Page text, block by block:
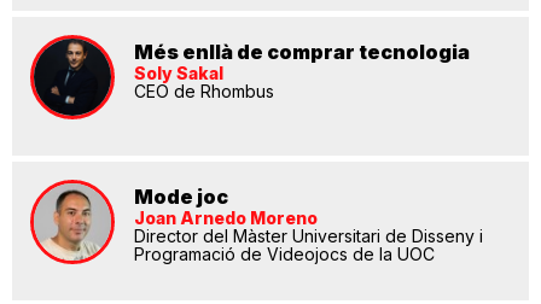
Més enllà de comprar tecnologia
Soly Sakal
CEO de Rhombus
Mode joc
Joan Arnedo Moreno
Director del Màster Universitari de Disseny i
Programació de Videojocs de la UOC